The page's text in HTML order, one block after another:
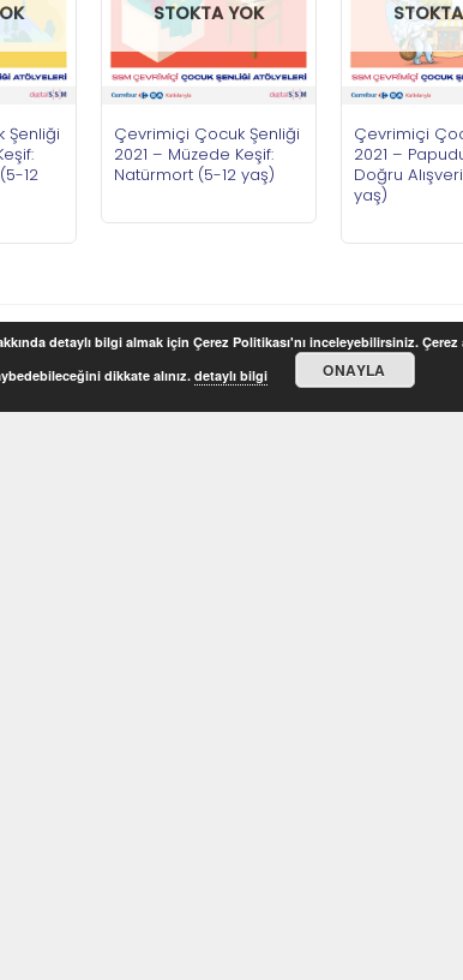
Şenliği
12
STOKTA YOK
Çevrimiçi Çocuk Şenliği
2021 – Müzede Keşif:
Natürmort (5-12 yaş)
Çevrimiçi
2021 –
Doğru
yaş)
detaylı bilgi almak için Çerez Politikası'nı inceleyebilirsiniz.
dikkate alınız.detaylı bilgi ONAYLA